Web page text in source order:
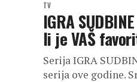
TV
IGRA
li je VAŠ
Serija IGRA
serija ove godine.